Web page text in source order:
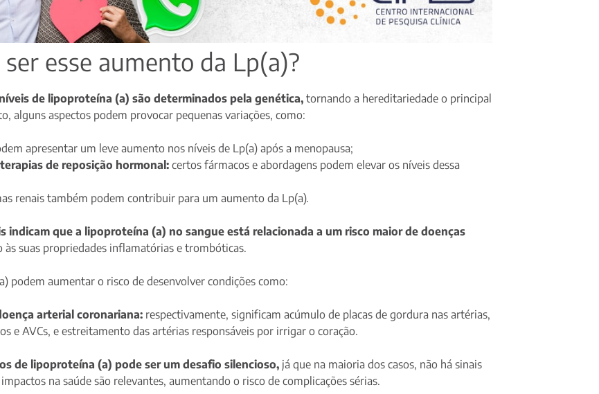
esse aumento da Lp(a)?
de lipoproteína (a) são determinados pela genética, tornando a hereditariedade o principal
alguns aspectos podem provocar pequenas variações, como:
apresentar um leve aumento nos níveis de Lp(a) após a menopausa;
de reposição hormonal:certos fármacos e abordagens podem elevar os níveis dessa
renais também podem contribuir para um aumento da Lp(a).
indicam que a lipoproteína (a) no sangue está relacionada a um risco maior de doenças
às suas propriedades inflamatórias e trombóticas.
podem aumentar o risco de desenvolver condições como:
arterial coronariana: respectivamente, significam acúmulo de placas de gordura nas artérias,
e AVCs, e estreitamento das artérias responsáveis por irrigar o coração.
de lipoproteína (a) pode ser um desafio silencioso, já que na maioria dos casos, não há sinais
na saúde são relevantes, aumentando o risco de complicações sérias.